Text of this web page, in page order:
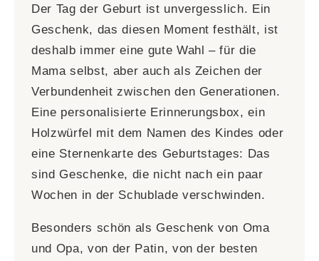
Der Tag der Geburt ist unvergesslich. Ein
Geschenk, das diesen Moment festhält, ist
deshalb immer eine gute Wahl – für die
Mama selbst, aber auch als Zeichen der
Verbundenheit zwischen den Generationen.
Eine personalisierte Erinnerungsbox, ein
Holzwürfel mit dem Namen des Kindes oder
eine Sternenkarte des Geburtstages: Das
sind Geschenke, die nicht nach ein paar
Wochen in der Schublade verschwinden.
Besonders schön als Geschenk von Oma
und Opa, von der Patin, von der besten